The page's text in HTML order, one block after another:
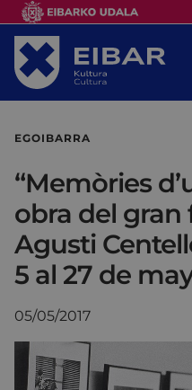
EGOIBARRA
“Memòries
obra del gran
Agusti
5 al 27 de
05/05/2017